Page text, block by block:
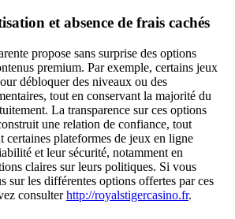
et absence de frais cachés
propose sans surprise des options
premium. Par exemple, certains jeux
débloquer des niveaux ou des
tout en conservant la majorité du
La transparence sur ces options
une relation de confiance, tout
certaines plateformes de jeux en ligne
et leur sécurité, notamment en
claires sur leurs politiques. Si vous
sur les différentes options offertes par ces
consulterhttp://royalstigercasino.fr.